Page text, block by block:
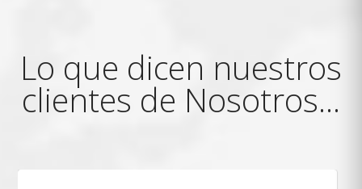
Lo que dicen nuestros
clientes de Nosotros...